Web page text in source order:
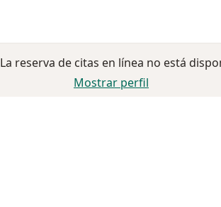
La reserva de citas en línea no está
Mostrar perfil